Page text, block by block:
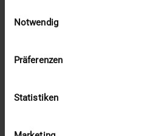
Notwendig
Präferenzen
Statistiken